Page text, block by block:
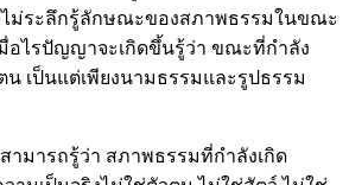
ม่ระลึกรู้ลักษณะของสภาพธรรมในขณะ
อไรปัญญาจะเกิดขึ้นรู้ว่า ขณะที่กำลัง
เป็นแต่เพียงนามธรรมและรูปธรรม
ามารถรู้ว่า สภาพธรรมที่กำลังเกิด